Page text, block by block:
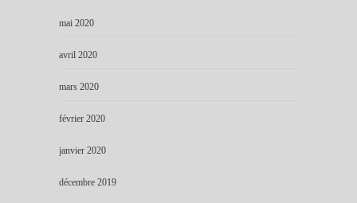
mai 2020
avril 2020
mars 2020
février 2020
janvier 2020
décembre 2019